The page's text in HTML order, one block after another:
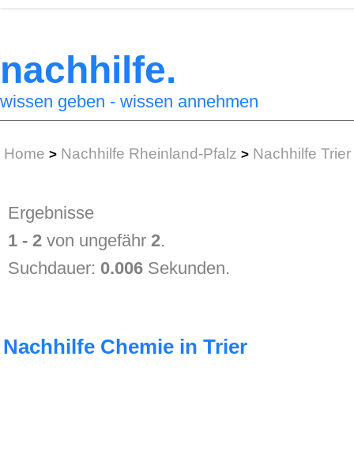
nachhilfe.
wissen geben - wissen annehmen
Home > Nachhilfe Rheinland-Pfalz > Nachhilfe Trier
Ergebnisse
1 - 2 von ungefähr2.
Suchdauer: 0.006 Sekunden.
Nachhilfe Chemie in Trier